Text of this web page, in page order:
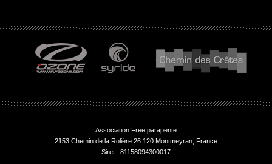
Association Free parapente
2153 Chemin de la Roliére 26 120 Montmeyran, France
Siret : 81158094300017